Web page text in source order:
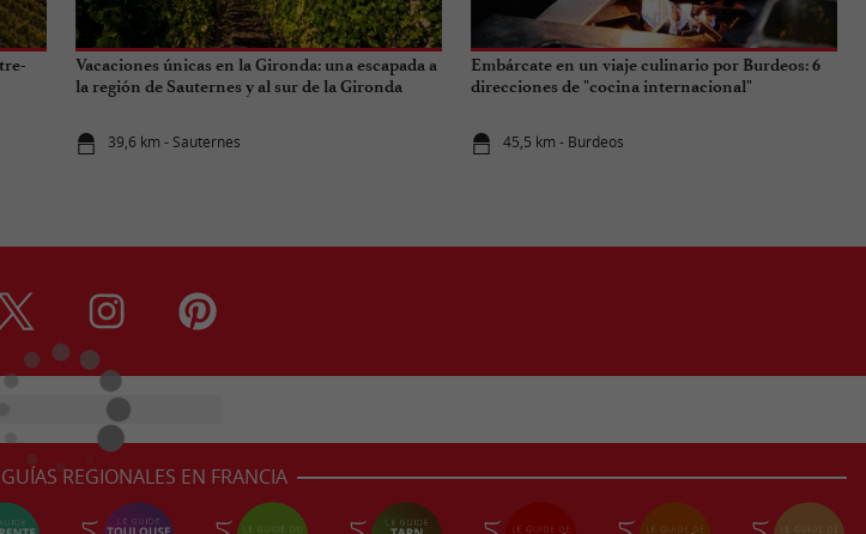
Vacaciones únicas en la Gironda: una escapada a
la región de Sauternes y al sur de la Gironda
39,6 km - Sauternes
Embárcate en un viaje culinario por Burdeos: 6
direcciones de "cocina internacional"
45,5 km - Burdeos
REGIONALES EN FRANCIA